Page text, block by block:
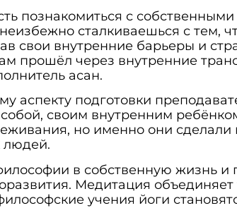
познакомиться с
сталкиваешься с тем,
свои внутренние барьеры и
прошёл через внутренние
асан.
аспекту подготовки
своим внутренним
но именно они сделали
людей.
в собственную жизнь и
Медитация объединяет
учения йоги